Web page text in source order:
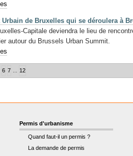
de Bruxelles qui se déroulera à
Capitale deviendra le lieu de
autour du Brussels Urban Summit.
6 7 12
Permis d'urbanisme
Quand faut-il un permis ?
La demande de permis